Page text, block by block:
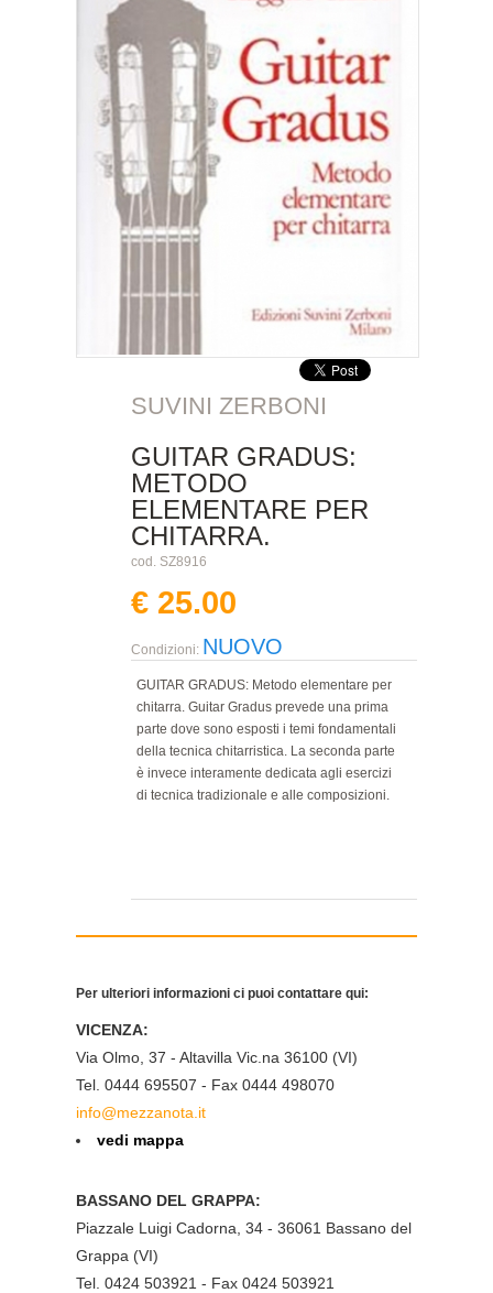
SUVINI ZERBONI
GUITAR GRADUS:
METODO
ELEMENTARE PER
CHITARRA.
cod. SZ8916
€ 25.00
Condizioni: NUOVO
GUITAR GRADUS: Metodo elementare per
chitarra. Guitar Gradus prevede una prima
parte dove sono esposti i temi fondamentali
della tecnica chitarristica. La seconda parte
è invece interamente dedicata agli esercizi
di tecnica tradizionale e alle composizioni.
Per ulteriori informazioni ci puoi contattare qui:
VICENZA:
Via Olmo, 37 - Altavilla Vic.na 36100 (VI)
Tel. 0444 695507 - Fax 0444 498070
info@mezzanota.it
vedi mappa
BASSANO DEL GRAPPA:
Piazzale Luigi Cadorna, 34 - 36061 Bassano del
Grappa (VI)
Tel. 0424 503921 - Fax 0424 503921